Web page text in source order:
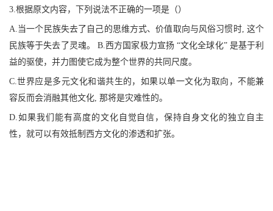
3.根据原文内容，下列说法不正确的一项是（）
A.当一个民族失去了自己的思维方式、价值取向与风俗习惯时, 这个
民族等于失去了灵魂。 B.西方国家极力宣扬 “文化全球化” 是基于利
益的驱使，并力图使它成为整个世界的共同尺度。
C.世界应是多元文化和谐共生的，如果以单一文化为取向，不能兼
容反而会消融其他文化, 那将是灾难性的。
D.如果我们能有高度的文化自觉自信，保持自身文化的独立自主
性，就可以有效抵制西方文化的渗透和扩张。